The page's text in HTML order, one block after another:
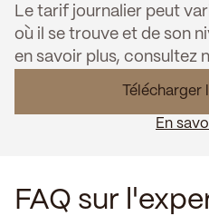
Le tarif journalier peut
où il se trouve et de son
en savoir plus, consultez
Télécharger
En
FAQ sur